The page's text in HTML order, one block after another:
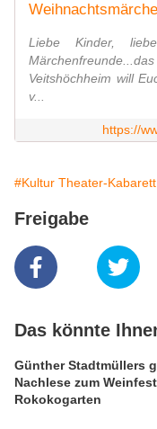
Liebe Kinder,
Veitshöchheim will
v...
https://
#Kultur Theater-Kabarett
Freigabe
Das könnte
Günther Stadtmüllers
Nachlese zum
Rokokogarten